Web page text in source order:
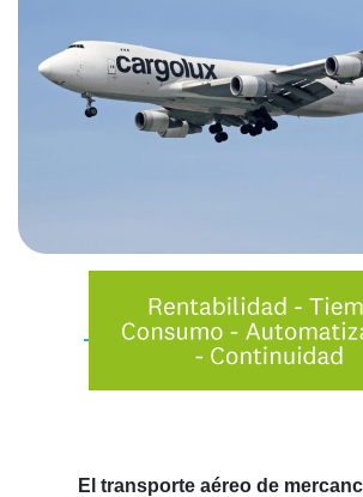
El transporte aéreo de